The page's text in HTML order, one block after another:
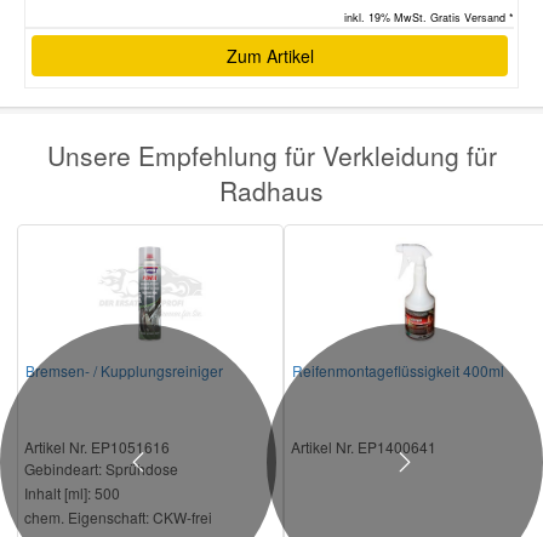
inkl. 19% MwSt. Gratis Versand *
Zum Artikel
Unsere Empfehlung für Verkleidung für
Radhaus
Bremsen- / Kupplungsreiniger
Artikel Nr. EP1051616
Gebindeart:Sprühdose
Inhalt [ml]: 500
chem. Eigenschaft:CKW-frei
Reifenmontageflüssigkeit 400ml
Artikel Nr. EP1400641
Previous Next